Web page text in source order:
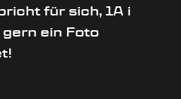
für sich, 1A i
ein Foto